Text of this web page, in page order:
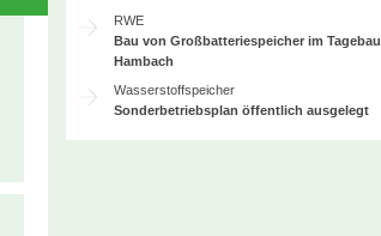
RWE
Bau von Großbatteriespeicher im Tagebau
Hambach
Wasserstoffspeicher
Sonderbetriebsplan öffentlich ausgelegt